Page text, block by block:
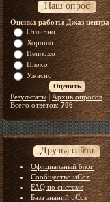
Наш опрос
Оценка работы Джаз центра
Отлично
Хорошо
Неплохо
Плохо
Ужасно
Результаты| Архив опросов
Всего ответов:706
Друзья сайта
Официальный блог
Сообщество uCoz
FAQ по системе
База знаний uCoz